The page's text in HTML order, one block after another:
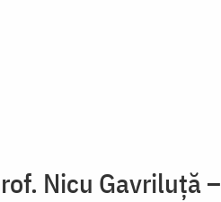
Nicu Gavriluţă –